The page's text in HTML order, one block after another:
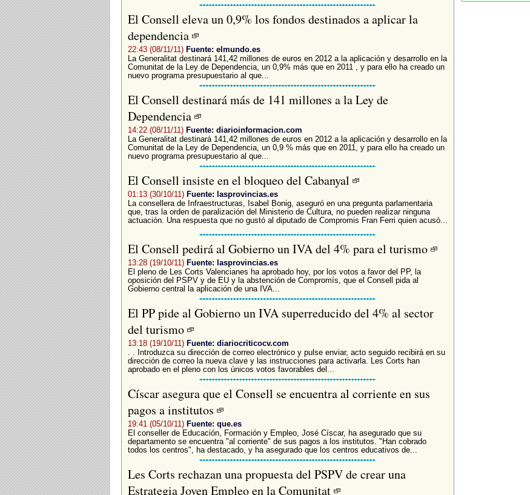
El Consell eleva un 0,9% los fondos destinados a aplicar la
dependencia
22:43 (08/11/11) Fuente: elmundo.es
La Generalitat destinará 141,42 millones de euros en 2012 a la aplicación y desarrollo en la
Comunitat de la Ley de Dependencia, un 0,9% más que en 2011 , y para ello ha creado un
nuevo programa presupuestario al que...
El Consell destinará más de 141 millones a la Ley de
Dependencia
14:22 (08/11/11) Fuente: diarioinformacion.com
La Generalitat destinará 141,42 millones de euros en 2012 a la aplicación y desarrollo en la
Comunitat de la Ley de Dependencia, un 0,9 % más que en 2011, y para ello ha creado un
nuevo programa presupuestario al que...
El Consell insiste en el bloqueo del Cabanyal
01:13 (30/10/11) Fuente: lasprovincias.es
La consellera de Infraestructuras, Isabel Bonig, aseguró en una pregunta parlamentaria
que, tras la orden de paralización del Ministerio de Cultura, no pueden realizar ninguna
actuación. Una respuesta que no gustó al diputado de Compromis Fran Ferri quien acusó...
El Consell pedirá al Gobierno un IVA del 4% para el turismo
13:28 (19/10/11) Fuente: lasprovincias.es
El pleno de Les Corts Valencianes ha aprobado hoy, por los votos a favor del PP, la
oposición del PSPV y de EU y la abstención de Compromís, que el Consell pida al
Gobierno central la aplicación de una IVA...
El PP pide al Gobierno un IVA superreducido del 4% al sector
del turismo
13:18 (19/10/11) Fuente: diariocriticocv.com
. . Introduzca su dirección de correo electrónico y pulse enviar, acto seguido recibirá en su
dirección de correo la nueva clave y las instrucciones para activarla. Les Corts han
aprobado en el pleno con los únicos votos favorables del...
Císcar asegura que el Consell se encuentra al corriente en sus
pagos a institutos
19:41 (05/10/11) Fuente: que.es
El conseller de Educación, Formación y Empleo, José Císcar, ha asegurado que su
departamento se encuentra "al corriente" de sus pagos a los institutos. "Han cobrado
todos los centros", ha destacado, y ha asegurado que los centros educativos de...
Les Corts rechazan una propuesta del PSPV de crear una
Estrategia Joven Empleo en la Comunitat